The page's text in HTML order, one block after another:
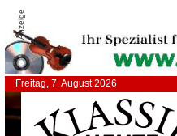
Anzeige
Freitag, 7. August 2026